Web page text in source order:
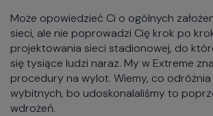
Może opowiedzieć Ci o ogólnych
sieci, ale nie poprowadzi Cię krok po
projektowania sieci stadionowej, do
się tysiące ludzi naraz. My w Extreme
procedury na wylot. Wiemy, co
wybitnych, bo udoskonalaliśmy to
wdrożeń.